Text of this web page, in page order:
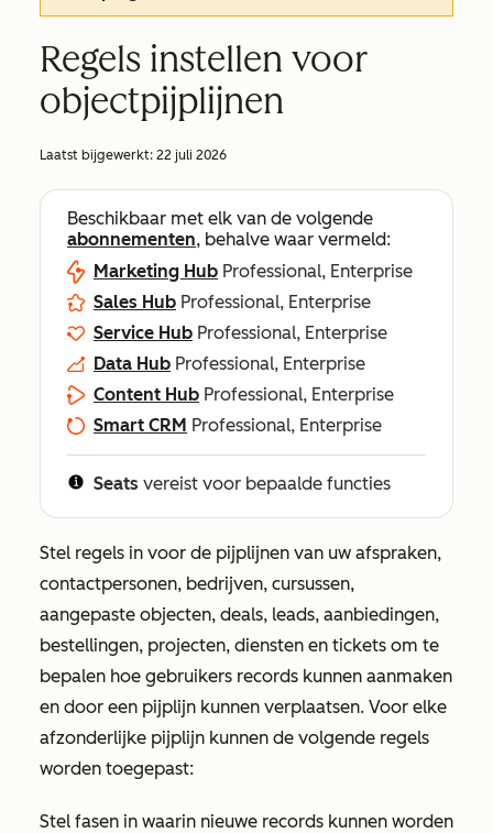
Regels instellen voor
objectpijplijnen
Laatst bijgewerkt: 22 juli 2026
Beschikbaar met elk van de volgende
abonnementen, behalve waar vermeld:
Marketing Hub Professional, Enterprise
Sales Hub Professional, Enterprise
Service Hub Professional, Enterprise
Data Hub Professional, Enterprise
Content Hub Professional, Enterprise
Smart CRM Professional, Enterprise
Seats vereist voor bepaalde functies
Stel regels in voor de pijplijnen van uw afspraken,
contactpersonen, bedrijven, cursussen,
aangepaste objecten, deals, leads, aanbiedingen,
bestellingen, projecten, diensten en tickets om te
bepalen hoe gebruikers records kunnen aanmaken
en door een pijplijn kunnen verplaatsen. Voor elke
afzonderlijke pijplijn kunnen de volgende regels
worden toegepast:
Stel fasen in waarin nieuwe records kunnen worden